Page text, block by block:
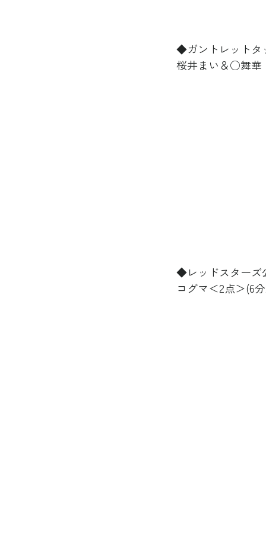
◆ガントレットタ
桜井まい＆○舞華
◆レッドスターズ
コグマ＜2点＞(6